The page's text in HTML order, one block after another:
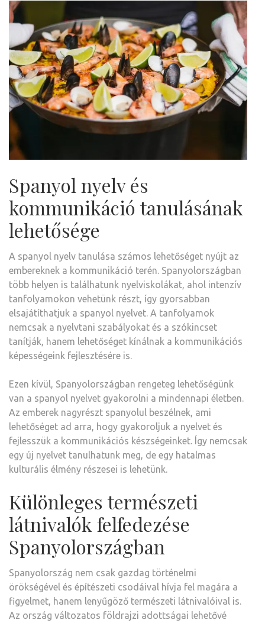
Spanyol nyelv és
kommunikáció tanulásának
lehetősége
A spanyol nyelv tanulása számos lehetőséget nyújt az
embereknek a kommunikáció terén. Spanyolországban
több helyen is találhatunk nyelviskolákat, ahol intenzív
tanfolyamokon vehetünk részt, így gyorsabban
elsajátíthatjuk a spanyol nyelvet. A tanfolyamok
nemcsak a nyelvtani szabályokat és a szókincset
tanítják, hanem lehetőséget kínálnak a kommunikációs
képességeink fejlesztésére is.
Ezen kívül, Spanyolországban rengeteg lehetőségünk
van a spanyol nyelvet gyakorolni a mindennapi életben.
Az emberek nagyrészt spanyolul beszélnek, ami
lehetőséget ad arra, hogy gyakoroljuk a nyelvet és
fejlesszük a kommunikációs készségeinket. Így nemcsak
egy új nyelvet tanulhatunk meg, de egy hatalmas
kulturális élmény részesei is lehetünk.
Különleges természeti
látnivalók felfedezése
Spanyolországban
Spanyolország nem csak gazdag történelmi
örökségével és építészeti csodáival hívja fel magára a
figyelmet, hanem lenyűgöző természeti látnivalóival is.
Az ország változatos földrajzi adottságai lehetővé